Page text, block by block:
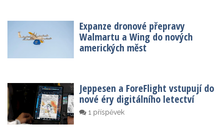
Expanze dronové přepravy
Walmartu a Wing do nových
amerických měst
Jeppesen a ForeFlight vstupují do
nové éry digitálního letectví
1 příspěvek